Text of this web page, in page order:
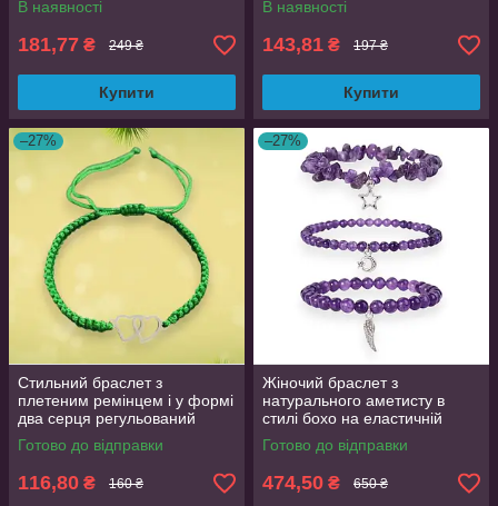
В наявності
181,77 ₴ 249 ₴
Купити
чорний AurumLux4068
В наявності
143,81 ₴ 197 ₴
Купити
–27%
Стильний браслет з
плетеним ремінцем і у формі
два серця регульований
браслет з нержавіючої сталі
Зелений
Готово до відправки
116,80 ₴ 160 ₴
–27%
Жіночий браслет з
натурального аметисту в
стилі бохо на еластичній
основі з металевою підвіскою
Готово до відправки
474,50 ₴ 650 ₴